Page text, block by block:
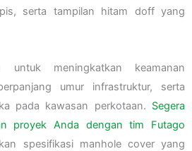
serta tampilan hitam doff yang
meningkatkan keamanan
umur infrastruktur, serta
pada kawasan perkotaan. Segera
proyek Anda dengan tim Futago
spesifikasi manhole cover yang